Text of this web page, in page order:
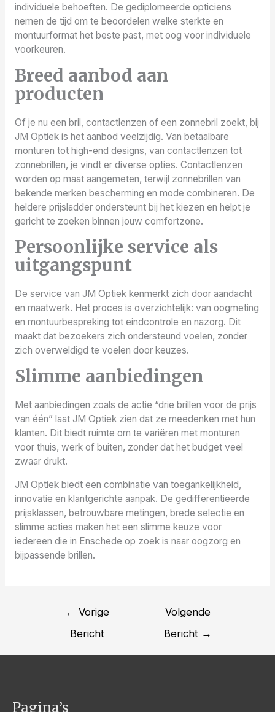
individuele behoeften. De gediplomeerde opticiens
nemen de tijd om te beoordelen welke sterkte en
montuurformat het beste past, met oog voor individuele
voorkeuren.
Breed aanbod aan
producten
Of je nu een bril, contactlenzen of een zonnebril zoekt, bij
JM Optiek is het aanbod veelzijdig. Van betaalbare
monturen tot high-end designs, van contactlenzen tot
zonnebrillen, je vindt er diverse opties. Contactlenzen
worden op maat aangemeten, terwijl zonnebrillen van
bekende merken bescherming en mode combineren. De
heldere prijsladder ondersteunt bij het kiezen en helpt je
gericht te zoeken binnen jouw comfortzone.
Persoonlijke service als
uitgangspunt
De service van JM Optiek kenmerkt zich door aandacht
en maatwerk. Het proces is overzichtelijk: van oogmeting
en montuurbespreking tot eindcontrole en nazorg. Dit
maakt dat bezoekers zich ondersteund voelen, zonder
zich overweldigd te voelen door keuzes.
Slimme aanbiedingen
Met aanbiedingen zoals de actie “drie brillen voor de prijs
van één” laat JM Optiek zien dat ze meedenken met hun
klanten. Dit biedt ruimte om te variëren met monturen
voor thuis, werk of buiten, zonder dat het budget veel
zwaar drukt.
JM Optiek biedt een combinatie van toegankelijkheid,
innovatie en klantgerichte aanpak. De gedifferentieerde
prijsklassen, betrouwbare metingen, brede selectie en
slimme acties maken het een slimme keuze voor
iedereen die in Enschede op zoek is naar oogzorg en
bijpassende brillen.
Bericht
navigatie
← Vorige
Bericht
Volgende
Bericht →
Pagina’s